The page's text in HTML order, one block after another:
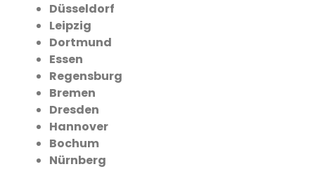
Düsseldorf
Leipzig
Dortmund
Essen
Regensburg
Bremen
Dresden
Hannover
Bochum
Nürnberg